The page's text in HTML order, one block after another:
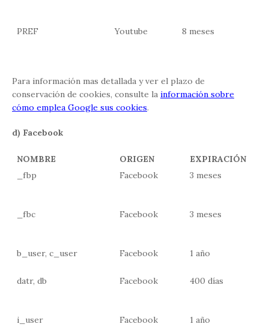
PREF Youtube 8 meses
Para información mas detallada y ver el plazo de
conservación de cookies, consulte la información sobre
cómo emplea Google sus cookies.
d) Facebook
NOMBRE ORIGEN
EXPIRACIÓN
_fbp
Facebook 3 meses
_fbc Facebook 3 meses
b_user, c_user Facebook 1 año
datr, db Facebook 400 días
i_user Facebook 1 año